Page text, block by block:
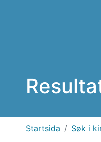
Startsida Søk i